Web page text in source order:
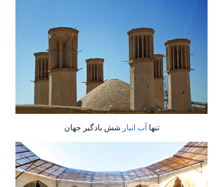
تنها آب انبار شش بادگیر جهان